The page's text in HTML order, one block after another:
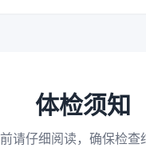
体检须知
请仔细阅读，确保检查